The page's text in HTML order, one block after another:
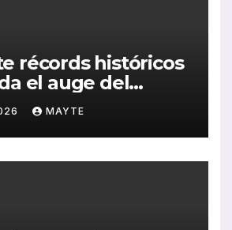
récords históricos
el auge del
público en San
MAYTE